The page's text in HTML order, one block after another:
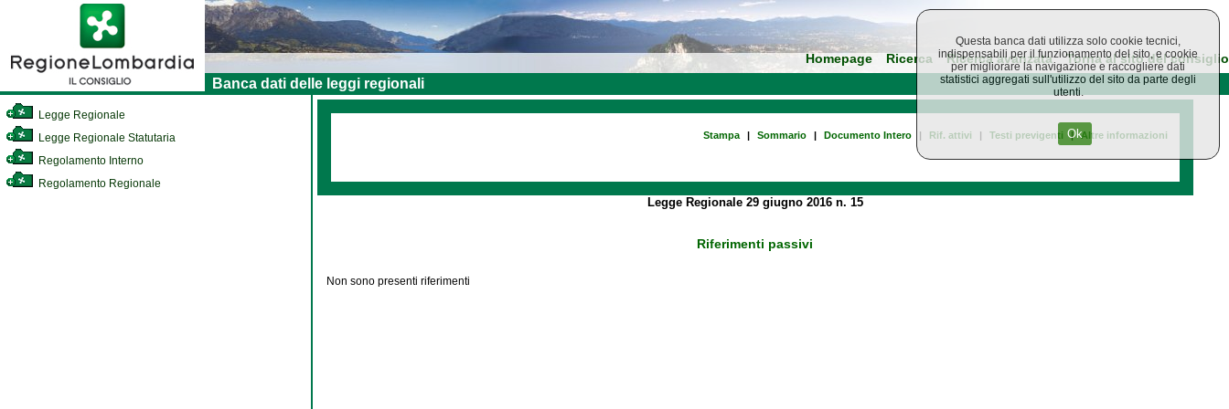
Homepage Ricerca Ricerca avanzata Torna al sito del consiglio
Banca dati delle leggi regionali
Legge Regionale
Legge Regionale Statutaria
Regolamento Interno
Regolamento Regionale
Stampa | Sommario | Documento Intero | Rif. attivi | Testi previgenti | Altre informazioni
Legge Regionale 29 giugno 2016 n. 15
Riferimenti passivi
Non sono presenti riferimenti
Questa banca dati utilizza solo cookie tecnici,
indispensabili per il funzionamento del sito, e cookie
per migliorare la navigazione e raccogliere dati
statistici aggregati sull'utilizzo del sito da parte degli
utenti.
Ok